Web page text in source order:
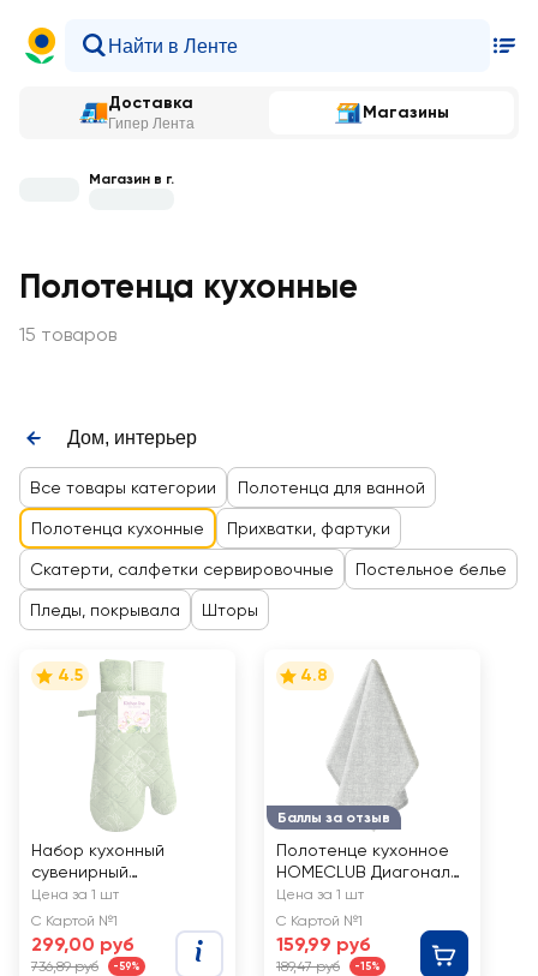
Доставка
Гипер Лента
Магазины
Магазин в г.
Полотенца кухонные
15 товаров
Дом, интерьер
Все товары категории Полотенца для ванной
Полотенца кухонные Прихватки, фартуки
Скатерти, салфетки сервировочные Постельное белье
Пледы, покрывала Шторы
4.5
Набор кухонный
сувенирный
ВАСИЛИСА рукавица
18х30см и 2
полотенца 35х60см
Цена за 1 шт
С Картой №1
299,00 руб
736,89 руб -59%
Баллы за отзыв
4.8
Полотенце кухонное
HOMECLUB Диагональ
35х50см, серое
Цена за 1 шт
С Картой №1
159,99 руб
189,47 руб -15%